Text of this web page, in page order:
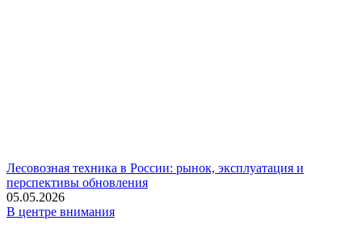
Лесовозная техника в России: рынок, эксплуатация и
перспективы обновления
05.05.2026
В центре внимания